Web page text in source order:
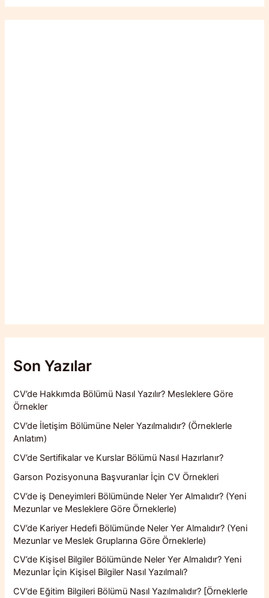
Son Yazılar
CV’de Hakkımda Bölümü Nasıl Yazılır? Mesleklere Göre
Örnekler
CV’de İletişim Bölümüne Neler Yazılmalıdır? (Örneklerle
Anlatım)
CV’de Sertifikalar ve Kurslar Bölümü Nasıl Hazırlanır?
Garson Pozisyonuna Başvuranlar İçin CV Örnekleri
CV’de iş Deneyimleri Bölümünde Neler Yer Almalıdır? (Yeni
Mezunlar ve Mesleklere Göre Örneklerle)
CV’de Kariyer Hedefi Bölümünde Neler Yer Almalıdır? (Yeni
Mezunlar ve Meslek Gruplarına Göre Örneklerle)
CV’de Kişisel Bilgiler Bölümünde Neler Yer Almalıdır? Yeni
Mezunlar İçin Kişisel Bilgiler Nasıl Yazılmalı?
CV’de Eğitim Bilgileri Bölümü Nasıl Yazılmalıdır? [Örneklerle